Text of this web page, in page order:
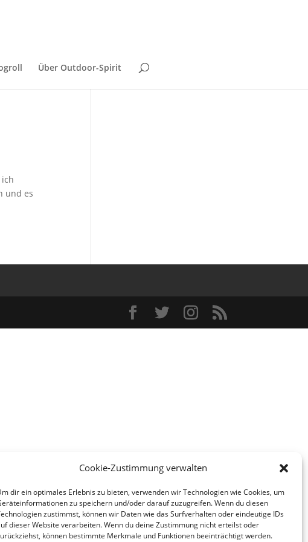
Cookie-Zustimmung verwalten
dir ein optimales Erlebnis zu bieten, verwenden wir Technologien wie Cookies, um
zu speichern und/oder darauf zuzugreifen. Wenn du diesen
zustimmst, können wir Daten wie das Surfverhalten oder eindeutige IDs
dieser Website verarbeiten. Wenn du deine Zustimmung nicht erteilst oder
können bestimmte Merkmale und Funktionen beeinträchtigt werden.
Über Outdoor-Spirit
und es